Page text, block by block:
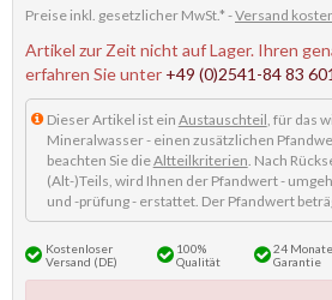
Preise inkl. gesetzlicher MwSt.* -Versand
Artikel zur Zeit nicht auf Lager. Ihren
erfahren Sie unter +49 (0)2541-84 83 601
Dieser Artikel ist ein Austauschteil, für das
Mineralwasser - einen zusätzlichen
beachten Sie dieAltteilkriterien. Nach
(Alt-)Teils, wird Ihnen der Pfandwert -
und -prüfung - erstattet. Der Pfandwert
Kostenloser
Versand (DE)
100%
Qualität
24 Monate
Garantie